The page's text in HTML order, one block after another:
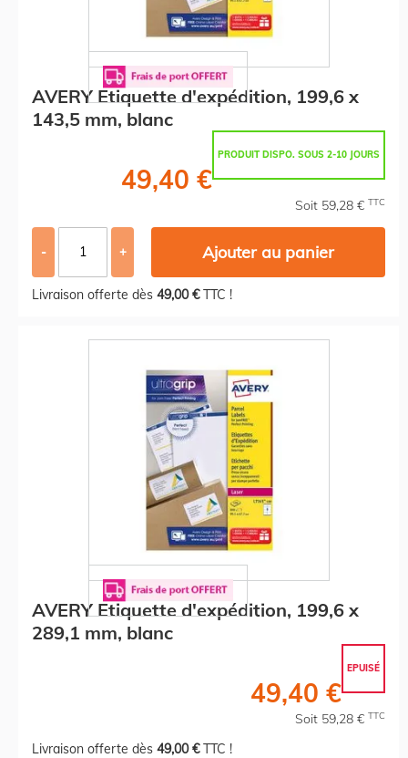
AVERY Etiquette d'expédition, 199,6 x
143,5 mm, blanc
PRODUIT DISPO. SOUS 2-10 JOURS
49,40 €
Soit 59,28 € TTC
- + Ajouter au panier
Livraison offerte dès 49,00 €TTC !
AVERY Etiquette d'expédition, 199,6 x
289,1 mm, blanc
EPUISÉ
49,40 €
Soit 59,28 € TTC
Livraison offerte dès 49,00 €TTC !